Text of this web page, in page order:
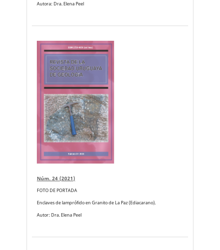
Autora: Dra. Elena Peel
Núm. 24 (2021)
FOTO DE PORTADA
Enclaves de lamprófido en Granito de La Paz (Ediacarano).
Autor: Dra. Elena Peel